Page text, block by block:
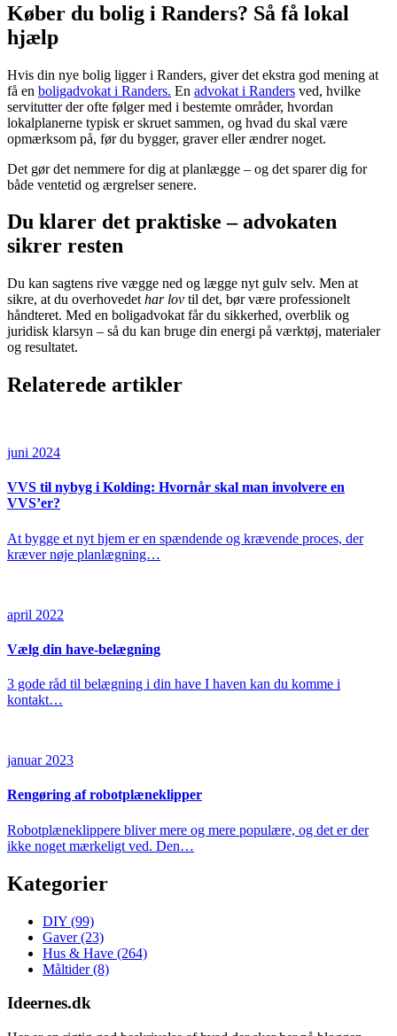
Køber du bolig i Randers? Så få lokal
hjælp
Hvis din nye bolig ligger i Randers, giver det ekstra god mening at
få en boligadvokat i Randers. En advokat i Randers ved, hvilke
servitutter der ofte følger med i bestemte områder, hvordan
lokalplanerne typisk er skruet sammen, og hvad du skal være
opmærksom på, før du bygger, graver eller ændrer noget.
Det gør det nemmere for dig at planlægge – og det sparer dig for
både ventetid og ærgrelser senere.
Du klarer det praktiske – advokaten
sikrer resten
Du kan sagtens rive vægge ned og lægge nyt gulv selv. Men at
sikre, at du overhovedet har lov til det, bør være professionelt
håndteret. Med en boligadvokat får du sikkerhed, overblik og
juridisk klarsyn – så du kan bruge din energi på værktøj, materialer
og resultatet.
Relaterede artikler
juni 2024
VVS til nybyg i Kolding: Hvornår skal man involvere en
VVS’er?
At bygge et nyt hjem er en spændende og krævende proces, der
kræver nøje planlægning…
april 2022
Vælg din have-belægning
3 gode råd til belægning i din have I haven kan du komme i
kontakt…
januar 2023
Rengøring af robotplæneklipper
Robotplæneklippere bliver mere og mere populære, og det er der
ikke noget mærkeligt ved. Den…
Kategorier
DIY (99)
Gaver(23)
Hus & Have (264)
Måltider(8)
Ideernes.dk